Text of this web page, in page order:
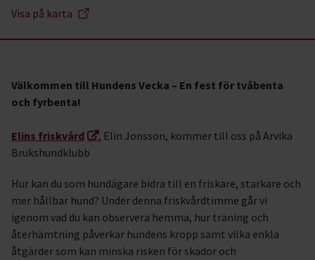
Visa på karta
Välkommen till Hundens Vecka – En fest för tvåbenta
och fyrbenta!
Elins friskvård
, Elin Jonsson, kommer till oss på Arvika
Brukshundklubb
Hur kan du som hundägare bidra till en friskare, starkare och
mer hållbar hund? Under denna friskvårdtimme går vi
igenom vad du kan observera hemma, hur träning och
återhämtning påverkar hundens kropp samt vilka enkla
åtgärder som kan minska risken för skador och